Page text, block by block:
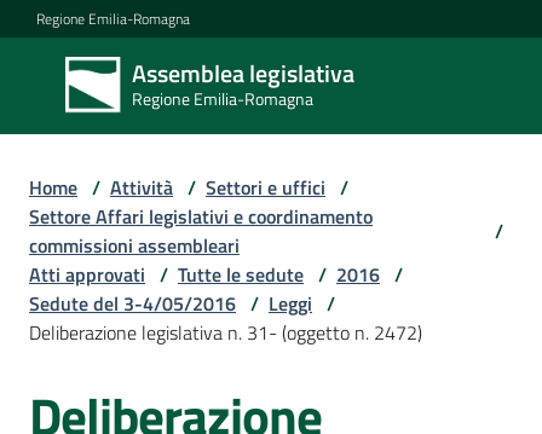
Vai al contenuto
Vai alla navigazione
Vai al footer
Regione Emilia-Romagna
Assemblea legislativa
Regione Emilia-Romagna
Assemblea
legislativa
Regione Emilia-
Assemblea
Home / Attività / Settori e uffici /
Settore Affari legislativi e coordinamento
commissioni assembleari
/
Atti approvati / Tutte le sedute / 2016 /
Sedute del 3-4/05/2016 / Leggi /
Deliberazione legislativa n. 31- (oggetto n. 2472)
Deliberazione